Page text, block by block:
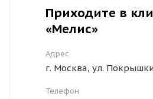
Приходите в
«Мелис»
Адрес
г. Москва, ул.
Телефон